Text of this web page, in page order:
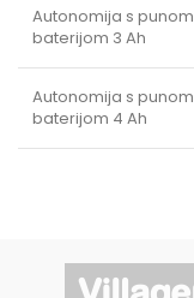
Autonomija s punom
baterijom 3 Ah
Autonomija s punom
baterijom 4 Ah